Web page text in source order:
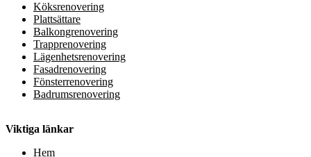
Köksrenovering
Plattsättare
Balkongrenovering
Trapprenovering
Lägenhetsrenovering
Fasadrenovering
Fönsterrenovering
Badrumsrenovering
Viktiga länkar
Hem